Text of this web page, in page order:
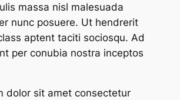
massa nisl malesuada
nunc posuere. Ut hendrerit
aptent taciti sociosqu. Ad
per conubia nostra inceptos
dolor sit amet consectetur